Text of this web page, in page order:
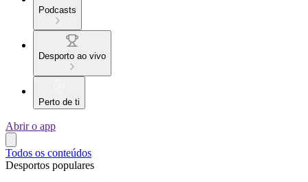
Podcasts
Desporto ao vivo
Perto de ti
Abrir o app
Todos os conteúdos
Desportos populares